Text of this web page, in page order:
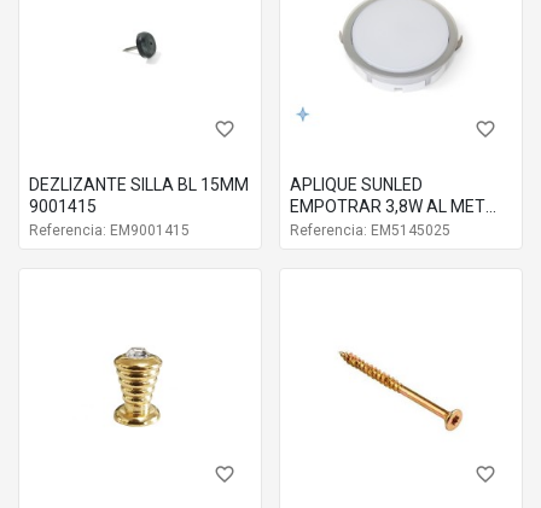
favorite_border
DEZLIZANTE SILLA BL 15MM
9001415
Referencia: EM9001415
favorite_border
APLIQUE SUNLED
EMPOTRAR 3,8W AL MET
5145025
Referencia: EM5145025
favorite_border favorite_border